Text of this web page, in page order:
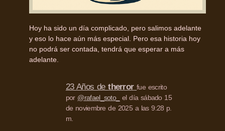
Hoy ha sido un día complicado, pero salimos adelante
y eso lo hace aún más especial. Pero esa historia hoy
no podrá ser contada, tendrá que esperar a más
adelante.
23 Años detherror fue escrito
por @rafael_soto_
el día sábado 15
de noviembre de 2025 a las 9:28 p.
m.